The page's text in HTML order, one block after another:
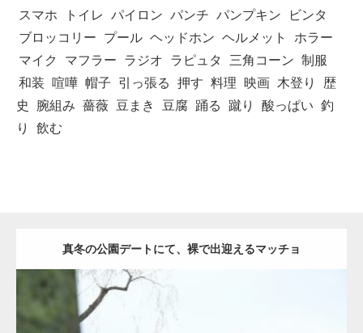
スマホ
トイレ パイロン パンチ パンプキン
ビンタ
ブロッコリー
プール ヘッドホン ヘルメット
ホラー
マイク
マフラー ラジオ ラピュタ 三角コーン 制服
和装
喧嘩 帽子 引っ張る 押す 料理 映画 木登り
歴
史
腕組み 薔薇 豆まき 豆腐 踊る 蹴り 酸っぱい 釣
り
飲む
真冬の公園デートにて、裸で出迎えるマッチョ